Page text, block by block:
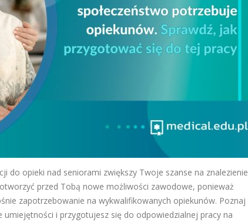
do opieki nad seniorami zwiększy Twoje szanse na znalezienie
przed Tobą nowe możliwości zawodowe, ponieważ
zapotrzebowanie na wykwalifikowanych opiekunów. Poznaj
i przygotujesz się do odpowiedzialnej pracy na